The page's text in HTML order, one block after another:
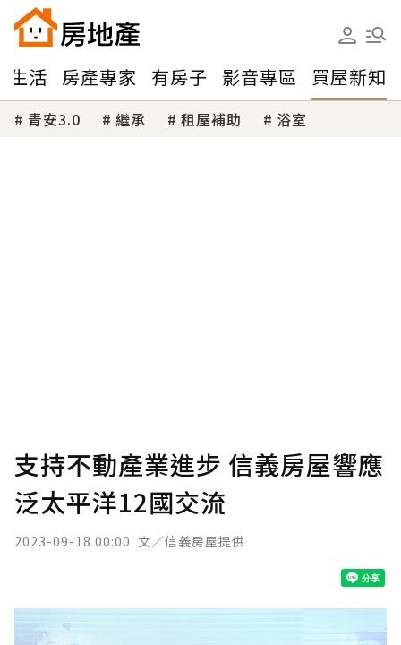
生活 房產專家 有房子 影音專區 買屋新知
青安3.0 繼承 租屋補助 浴室
支持不動產業進步 信義房屋響應
泛太平洋12國交流
2023-09-18 00:00 文／信義房屋提供